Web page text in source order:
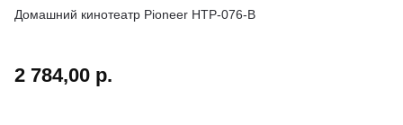
Домашний кинотеатр Pioneer HTP-076-B
2 784,00 р.